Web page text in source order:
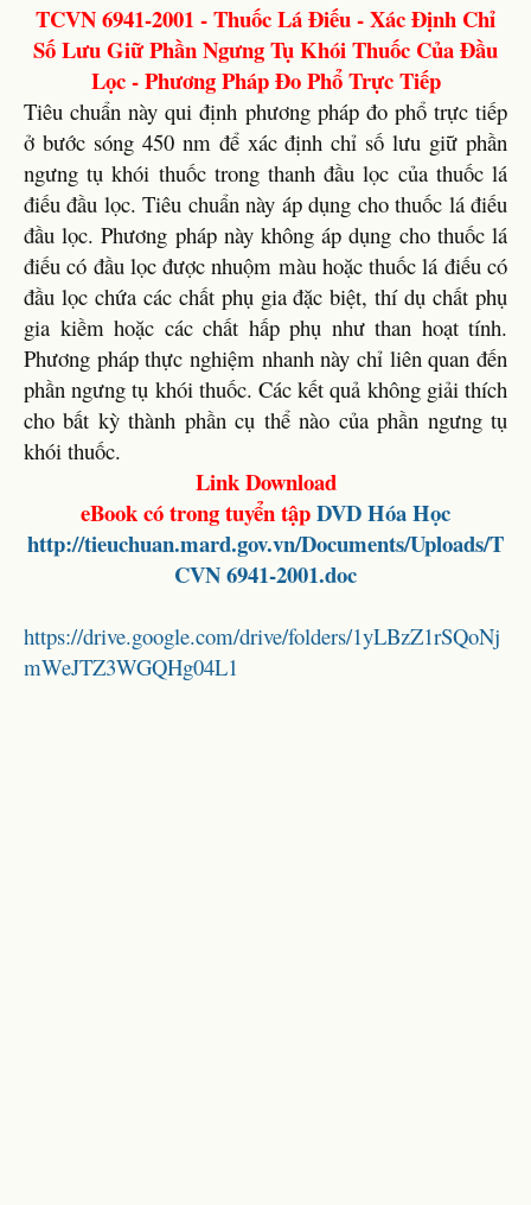
TCVN 6941-2001 - Thuốc Lá Điếu - Xác Định Chỉ
Số Lưu Giữ Phần Ngưng Tụ Khói Thuốc Của Đầu
Lọc - Phương Pháp Đo Phổ Trực Tiếp
Tiêu chuẩn này qui định phương pháp đo phổ trực tiếp
ở bước sóng 450 nm để xác định chỉ số lưu giữ phần
ngưng tụ khói thuốc trong thanh đầu lọc của thuốc lá
điếu đầu lọc. Tiêu chuẩn này áp dụng cho thuốc lá điếu
đầu lọc. Phương pháp này không áp dụng cho thuốc lá
điếu có đầu lọc được nhuộm màu hoặc thuốc lá điếu có
đầu lọc chứa các chất phụ gia đặc biệt, thí dụ chất phụ
gia kiềm hoặc các chất hấp phụ như than hoạt tính.
Phương pháp thực nghiệm nhanh này chỉ liên quan đến
phần ngưng tụ khói thuốc. Các kết quả không giải thích
cho bất kỳ thành phần cụ thể nào của phần ngưng tụ
khói thuốc.
Link Download
eBook có trong tuyển tậpDVDHóa Học
http://tieuchuan.mard.gov.vn/Documents/Uploads/T
CVN 6941-2001.doc
https://drive.google.com/drive/folders/1yLBzZ1rSQoNj
mWeJTZ3WGQHg04L1